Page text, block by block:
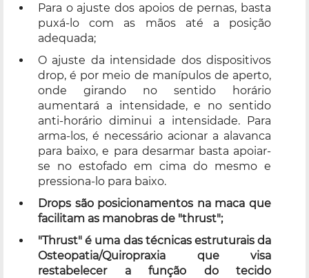
Para o ajuste dos apoios de pernas, basta
puxá-lo com as mãos até a posição
adequada;
O ajuste da intensidade dos dispositivos
drop, é por meio de manípulos de aperto,
onde girando no sentido horário
aumentará a intensidade, e no sentido
anti-horário diminui a intensidade. Para
arma-los, é necessário acionar a alavanca
para baixo, e para desarmar basta apoiar-
se no estofado em cima do mesmo e
pressiona-lo para baixo.
Drops são posicionamentos na maca que
facilitam as manobras de "thrust";
"Thrust" é uma das técnicas estruturais da
Osteopatia/Quiropraxia que visa
restabelecer a função do tecido